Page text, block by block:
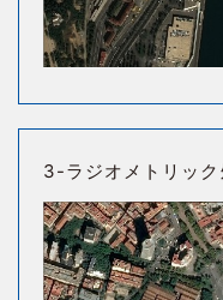
3-ラジオメトリッ